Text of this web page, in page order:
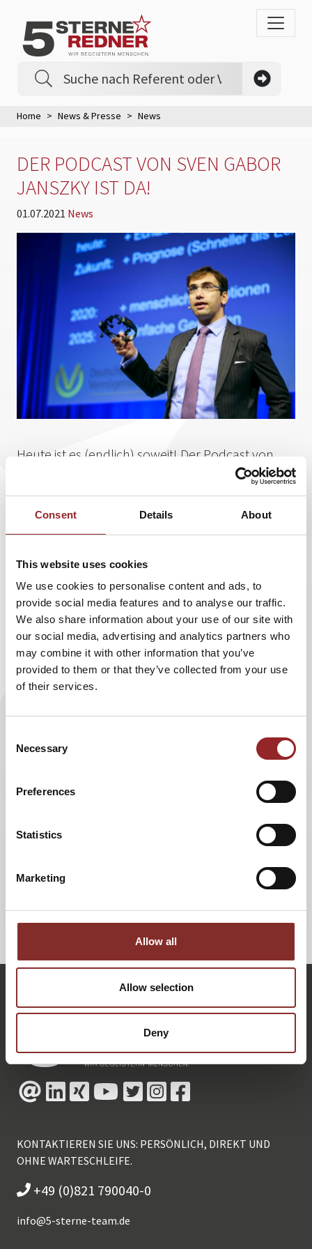
Consent Details About
This website uses cookies
We use cookies to personalise content and ads, to
provide social media features and to analyse our traffic.
We also share information about your use of our site with
our social media, advertising and analytics partners who
may combine it with other information that you’ve
provided to them or that they’ve collected from your use
of their services.
Selection
Necessary
Preferences
Statistics
Marketing
Allow all
Allow selection
Deny
Home News & Presse News
DER PODCAST VON SVEN GABOR
JANSZKY IST DA!
01.07.2021 News
Heute ist es (endlich) soweit! Der Podcast von
Zukunftsforscher Sven Gabor Janszky ist mit den
4 ersten Folgen online gegangen! Hier direkt in
den"Zukunftsmacher"-Podcast
reinhören und in
eine großartige Zukunft blicken!
Sven Gabor Janszky ist Europas innovativster
Zukunftsforscher und Gründer und Leiter von 2b AHEAD
ThinkTank, des größten unabhängigen europäischen
Trendforschungsinstituts. Seine Strategieempfehlungen
sind zum Maßstab für Geschäftsmodelle der Zukunft für
Unternehmen aller Branchen geworden. All dieses
Expertenwissen steckt der 5 Sterne Redner in seinen
eigenen"Zukunftsmacher"-Podcast
Ob Zukunftsimpulse, Interviews mit den Zukunftsmachern
Zukunftsprognosen,
versorgt seine
Hörer regelmäßig mit den wichtigsten Informationen
direkt aus seinem Zukunftsforschungsinstitut 2b AHEAD.
Mit seinem Podcast unterstützt der Zukunftsforscher
erfolrgeichstes Zukunfts-Ich zu erkennen, entwickeln und
KONTAKTIEREN SIE UNS: PERSÖNLICH, DIREKT UND
OHNE WARTESCHLEIFE.
+49 (0)821 790040-0
info@5-sterne-team.de